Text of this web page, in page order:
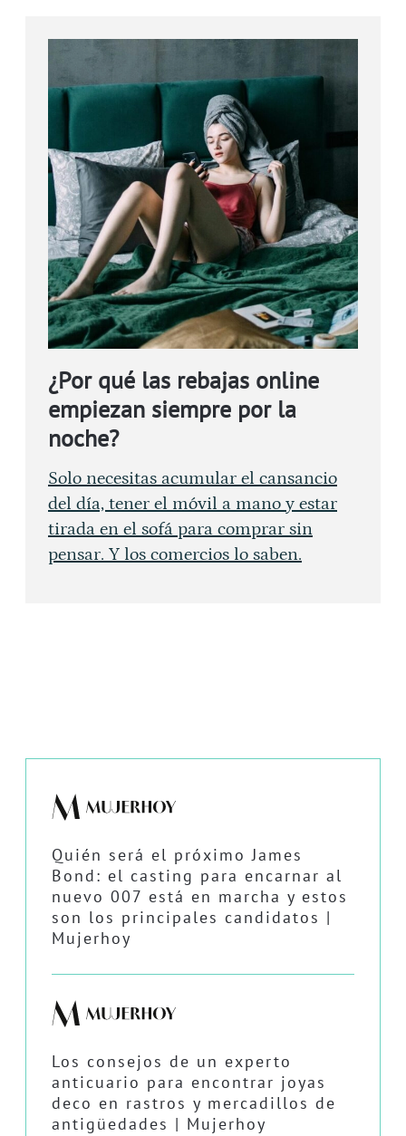
¿Por qué las rebajas online
empiezan siempre por la
noche?
Solo necesitas acumular el cansancio
del día, tener el móvil a mano y estar
tirada en el sofá para comprar sin
pensar. Y los comercios lo saben.
Quién será el próximo James
Bond: el casting para encarnar al
nuevo 007 está en marcha y estos
son los principales candidatos |
Mujerhoy
Los consejos de un experto
anticuario para encontrar joyas
deco en rastros y mercadillos de
antigüedades | Mujerhoy